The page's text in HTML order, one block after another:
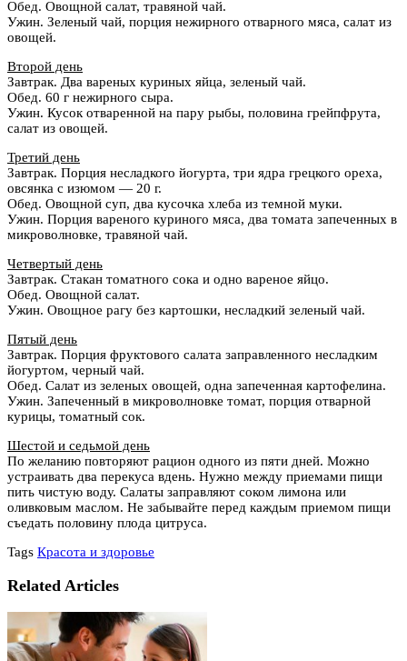
Обед. Овощной салат, травяной чай.
Ужин. Зеленый чай, порция нежирного отварного мяса, салат из
овощей.
Второй день
Завтрак. Два вареных куриных яйца, зеленый чай.
Обед. 60 г нежирного сыра.
Ужин. Кусок отваренной на пару рыбы, половина грейпфрута,
салат из овощей.
Третий день
Завтрак. Порция несладкого йогурта, три ядра грецкого ореха,
овсянка с изюмом — 20 г.
Обед. Овощной суп, два кусочка хлеба из темной муки.
Ужин. Порция вареного куриного мяса, два томата запеченных в
микроволновке, травяной чай.
Четвертый день
Завтрак. Стакан томатного сока и одно вареное яйцо.
Обед. Овощной салат.
Ужин. Овощное рагу без картошки, несладкий зеленый чай.
Пятый день
Завтрак. Порция фруктового салата заправленного несладким
йогуртом, черный чай.
Обед. Салат из зеленых овощей, одна запеченная картофелина.
Ужин. Запеченный в микроволновке томат, порция отварной
курицы, томатный сок.
Шестой и седьмой день
По желанию повторяют рацион одного из пяти дней. Можно
устраивать два перекуса вдень. Нужно между приемами пищи
пить чистую воду. Салаты заправляют соком лимона или
оливковым маслом. Не забывайте перед каждым приемом пищи
съедать половину плода цитруса.
Tags Красота и здоровье
Related Articles